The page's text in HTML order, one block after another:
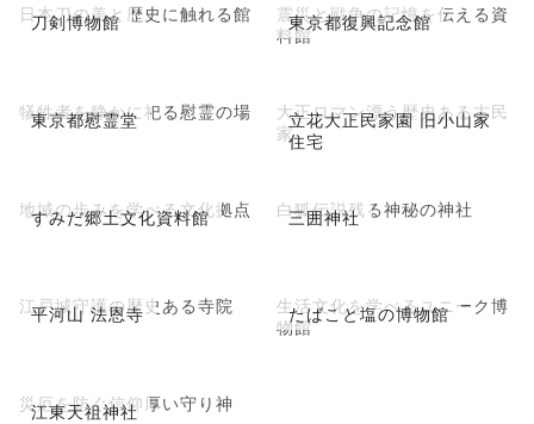
刀剣博物館
日本刀の美と歴史に触れる館 東京都復興記念館
震災と戦争の記憶を伝える資
料館
東京都慰霊堂
犠牲者を静かに祀る慰霊の場
立花大正民家園 旧小山家
住宅
大正ロマン漂う歴史ある古民
家
すみだ郷土文化資料館
地域の歩みを学べる文化拠点 三囲神社
白狐伝説残る神秘の神社
平河山 法恩寺
江戸城守護の歴史ある寺院 たばこと塩の博物館
生活文化を学べるユニーク博
物館
江東天祖神社
災厄を防ぐ信仰厚い守り神